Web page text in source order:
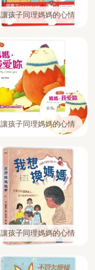
讓孩子同理媽媽的心情
讓孩子同理媽媽的心情
讓孩子同理媽媽的心情